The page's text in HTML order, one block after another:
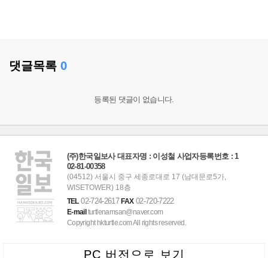
댓글목록 0
등록된 댓글이 없습니다.
(주)한국일보사 대표자명 : 이성철 사업자등록번호 : 1
02-81-00358
(04512) 서울시 중구 세종로대로 17 (남대문로5가,
WISETOWER) 18층
TEL02-724-2617FAX02-720-7222
E-mailturtlenamsan@naver.com
Copyright hkturtle.com All rights reserved.
PC 버전으로 보기